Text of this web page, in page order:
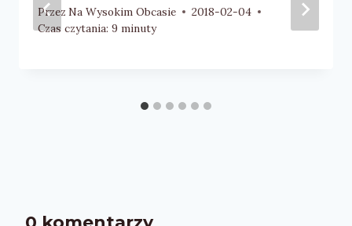
Przez Na Wysokim Obcasie
2018-02-04
Czas czytania: 9 minuty